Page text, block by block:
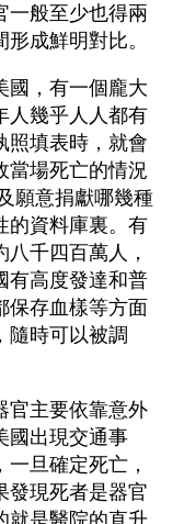
一般至少也得兩
成鮮明對比。
國，有一個龐大
人幾乎人人都有
照填表時，就會
當場死亡的情況
願意捐獻哪幾種
的資料庫裏。有
千四百萬人，
有高度發達和普
保存血樣等方面
隨時可以被調
官主要依靠意外
國出現交通事
旦確定死亡，
發現死者是器官
就是醫院的直升